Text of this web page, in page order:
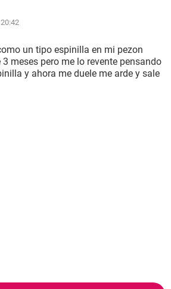
un tipo espinilla en mi pezon
meses pero me lo revente pensando
y ahora me duele me arde y sale